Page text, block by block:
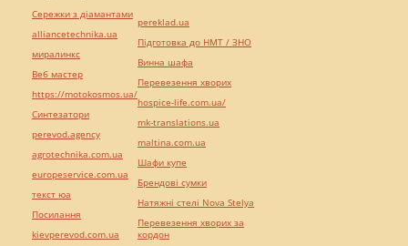
Сережки з діамантами
alliancetechnika.ua
миралинкс
Веб мастер
https://motokosmos.ua/
Синтезатори
perevod.agency
agrotechnika.com.ua
europeservice.com.ua
текст юа
Посилання
kievperevod.com.ua
pereklad.ua
Підготовка до НМТ / ЗНО
Винна шафа
Перевезення хворих
hospice-life.com.ua/
mk-translations.ua
maltina.com.ua
Шафи купе
Брендові сумки
Натяжні стелі Nova Stelya
Перевезення хворих за
кордон